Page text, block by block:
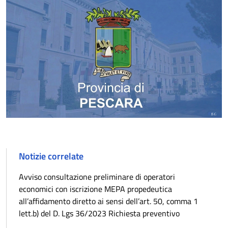
Notizie correlate
Avviso consultazione preliminare di operatori
economici con iscrizione MEPA propedeutica
all’affidamento diretto ai sensi dell’art. 50, comma 1
lett.b) del D. Lgs 36/2023 Richiesta preventivo